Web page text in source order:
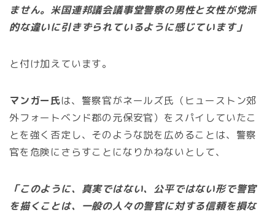
ません。米国連邦議会議事堂警察の男性と女性が党派
的な違いに引きずられているように感じています」
と付け加えています。
マンガー氏は、警察官がネールズ氏（ヒューストン郊
外フォートベンド郡の元保安官）をスパイしていたこ
とを強く否定し、そのような説を広めることは、警察
官を危険にさらすことになりかねないとして、
「このように、真実ではない、公平ではない形で警官
を描くことは、一般の人々の警官に対する信頼を損な